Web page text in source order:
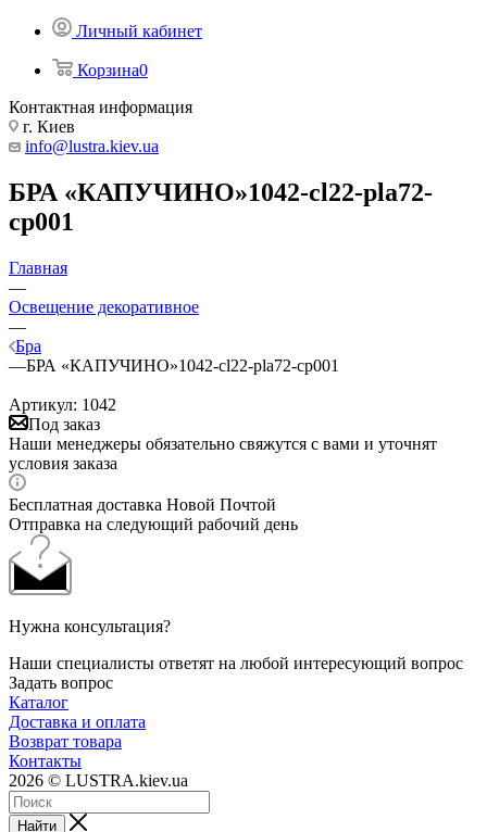
Личный кабинет
Корзина0
Контактная информация
г. Киев
info@lustra.kiev.ua
БРА «КАПУЧИНО»1042-cl22-pla72-
cp001
Главная
—
Освещение декоративное
—
Бра
—БРА «КАПУЧИНО»1042-cl22-pla72-cp001
Артикул: 1042
Под заказ
Наши менеджеры обязательно свяжутся с вами и уточнят
условия заказа
Бесплатная доставка Новой Почтой
Отправка на следующий рабочий день
Нужна консультация?
Наши специалисты ответят на любой интересующий вопрос
Задать вопрос
Каталог
Доставка и оплата
Возврат товара
Контакты
2026 © LUSTRA.kiev.ua
Найти